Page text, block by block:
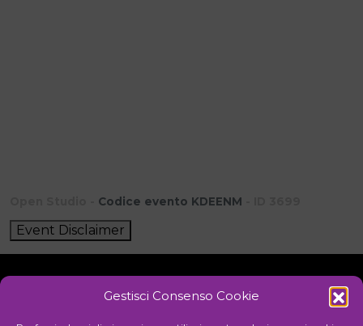
Gestisci Consenso Cookie
Codice evento KDEENM
Event Disclaimer